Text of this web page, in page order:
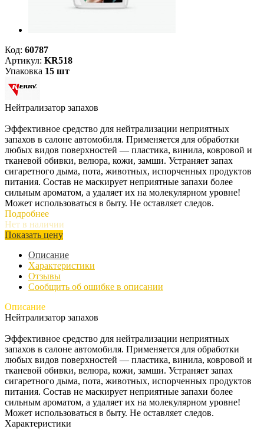
Код: 60787
Артикул: KR518
Упаковка 15 шт
Нейтрализатор запахов
Эффективное средство для нейтрализации неприятных
запахов в салоне автомобиля. Применяется для обработки
любых видов поверхностей — пластика, винила, ковровой и
тканевой обивки, велюра, кожи, замши. Устраняет запах
сигаретного дыма, пота, животных, испорченных продуктов
питания. Состав не маскирует неприятные запахи более
сильным ароматом, а удаляет их на молекулярном уровне!
Может использоваться в быту. Не оставляет следов.
Подробнее
Нет в наличии
Показать цену
Описание
Характеристики
Отзывы
Сообщить об ошибке в описании
Описание
Нейтрализатор запахов
Эффективное средство для нейтрализации неприятных
запахов в салоне автомобиля. Применяется для обработки
любых видов поверхностей — пластика, винила, ковровой и
тканевой обивки, велюра, кожи, замши. Устраняет запах
сигаретного дыма, пота, животных, испорченных продуктов
питания. Состав не маскирует неприятные запахи более
сильным ароматом, а удаляет их на молекулярном уровне!
Может использоваться в быту. Не оставляет следов.
Характеристики